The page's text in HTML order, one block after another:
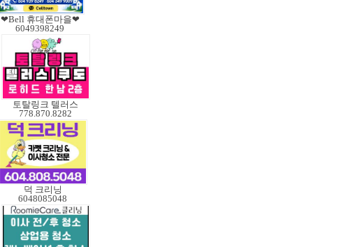
❤Bell 휴대폰마을❤
6049398249
토탈링크 텔러스
778.870.8282
덕 크리닝
6048085048